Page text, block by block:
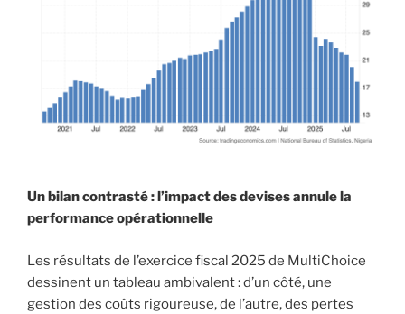
Un bilan contrasté : l’impact des devises annule la
performance opérationnelle
Les résultats de l’exercice fiscal 2025 de MultiChoice
dessinent un tableau ambivalent : d’un côté, une
gestion des coûts rigoureuse, de l’autre, des pertes